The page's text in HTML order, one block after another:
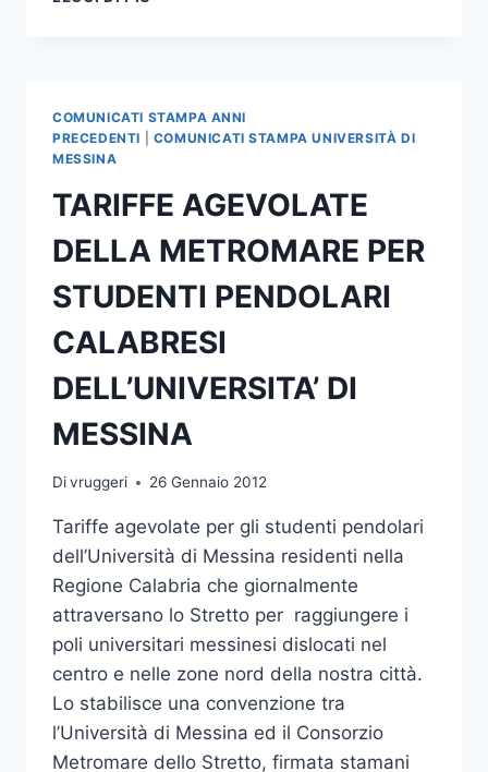
COMUNICATI STAMPA ANNI
PRECEDENTI
COMUNICATI STAMPA UNIVERSITÀ DI
MESSINA
TARIFFE AGEVOLATE
DELLA METROMARE PER
STUDENTI PENDOLARI
CALABRESI
DELL’UNIVERSITA’ DI
MESSINA
Divruggeri 26 Gennaio 2012
Tariffe agevolate per gli studenti pendolari
dell’Università di Messina residenti nella
Regione Calabria che giornalmente
attraversano lo Stretto per raggiungere i
poli universitari messinesi dislocati nel
centro e nelle zone nord della nostra città.
Lo stabilisce una convenzione tra
l’Università di Messina ed il Consorzio
Metromare dello Stretto, firmata stamani